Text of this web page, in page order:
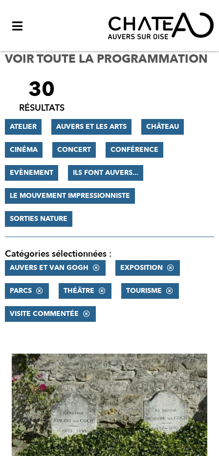
VOIR TOUTE LA PROGRAMMATION
FILTRER
RÉSULTATS
30
RÉSULTATS
ATELIER AUVERS ET LES ARTS CHÂTEAU
CINÉMA CONCERT CONFÉRENCE
EVÈNEMENT ILS FONT AUVERS...
LE MOUVEMENT IMPRESSIONNISTE
SORTIES NATURE
Catégories sélectionnées :
AUVERS ET VAN GOGH EXPOSITION
PARCS THÉÂTRE TOURISME
VISITE COMMENTÉE
RÉSULTATS